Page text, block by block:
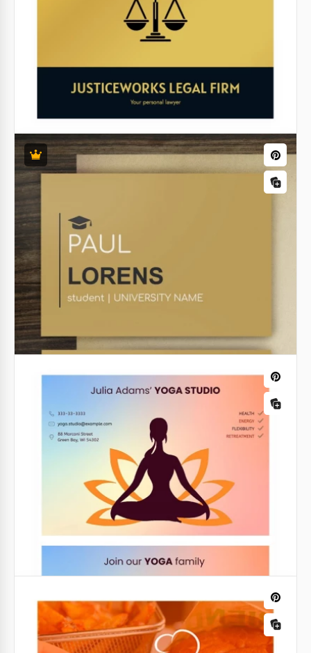
Faça uma declaração audaciosa com o nosso Modelo
de Cartão de Visita de Tatuador Minimalista. Seu
design stark e minimalista permite que sua arte seja
Google Slides
Cartão de visita de serviços de limpeza.
Você está procurando o design certo para os cartões
de visita da sua agência de limpeza? Você veio ao
lugar certo!
Google Slides
Cartões de visita de Advogado
Faça uma impressão duradoura no mundo do
direito com o nosso modelo de Cartões de Visita de
Advogado Dourado!
Google Slides
Cartão de visita do estudante
Sabemos que há muitos estudantes que desejam